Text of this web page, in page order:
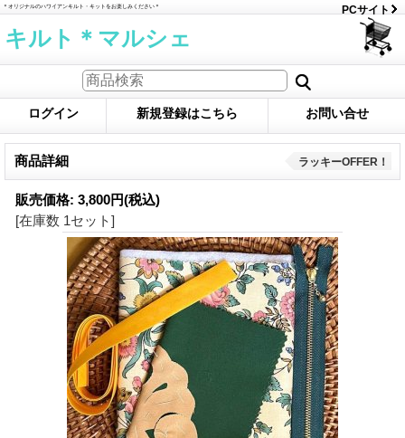
＊オリジナルのハワイアンキルト・キットをお楽しみください＊ PCサイト
キルト＊マルシェ
ログイン 新規登録はこちら お問い合せ
商品詳細 ラッキーOFFER！
販売価格: 3,800円(税込)
[在庫数 1セット]